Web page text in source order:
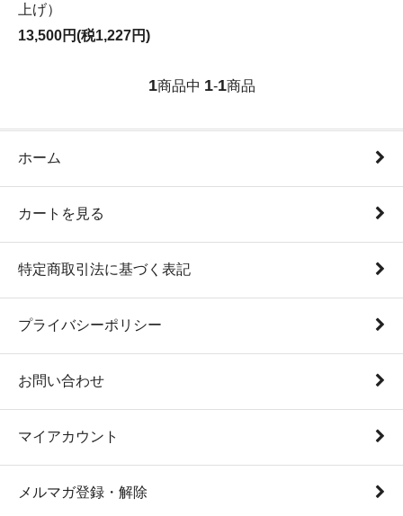
上げ）
13,500円(税1,227円)
1商品中 1-1商品
ホーム
カートを見る
特定商取引法に基づく表記
プライバシーポリシー
お問い合わせ
マイアカウント
メルマガ登録・解除